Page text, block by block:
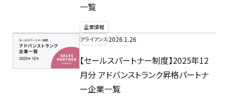
一覧
企業情報
アライアンス2026.1.26
【セールスパートナー制度】2025年12
月分 アドバンストランク昇格パートナ
ー企業一覧